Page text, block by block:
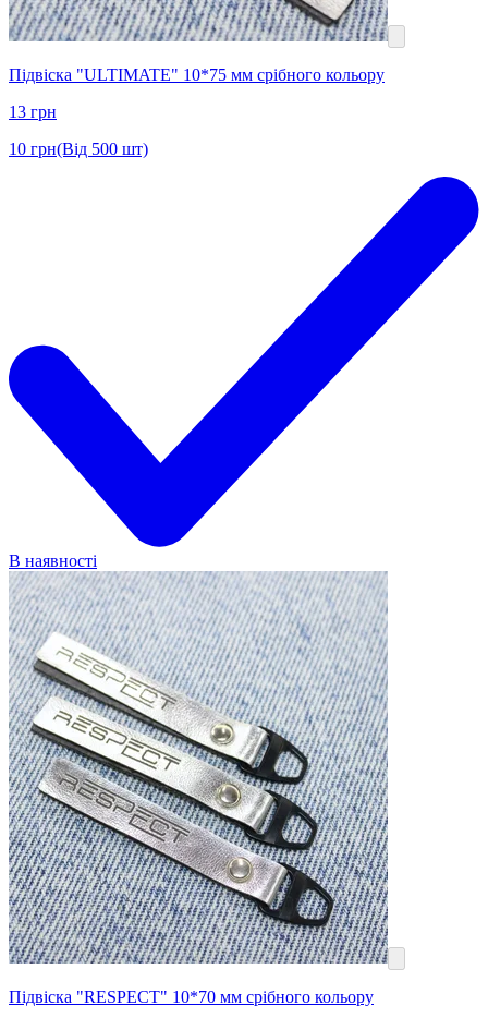
Підвіска "ULTIMATE" 10*75 мм срібного кольору
13 грн
10 грн(Від 500 шт)
В наявності
Підвіска "RESPECT" 10*70 мм срібного кольору